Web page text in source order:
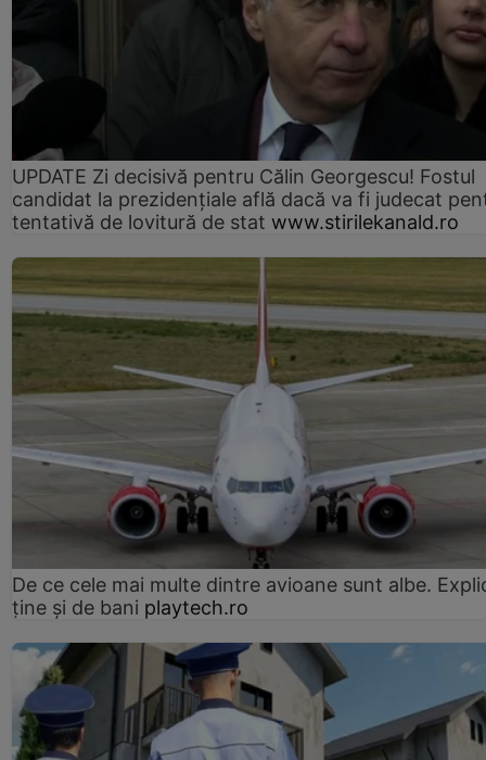
UPDATE Zi decisivă pentru Călin Georgescu! Fostul
candidat la prezidențiale află dacă va fi judecat
tentativă de lovitură de stat www.stirilekanald.ro
De ce cele mai multe dintre avioane sunt albe.
ține și de bani playtech.ro